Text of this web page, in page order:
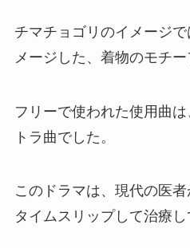
チマチョゴリのイメージ
メージした、着物のモチー
フリーで使われた使用曲
トラ曲でした。
このドラマは、現代の医
タイムスリップして治療し